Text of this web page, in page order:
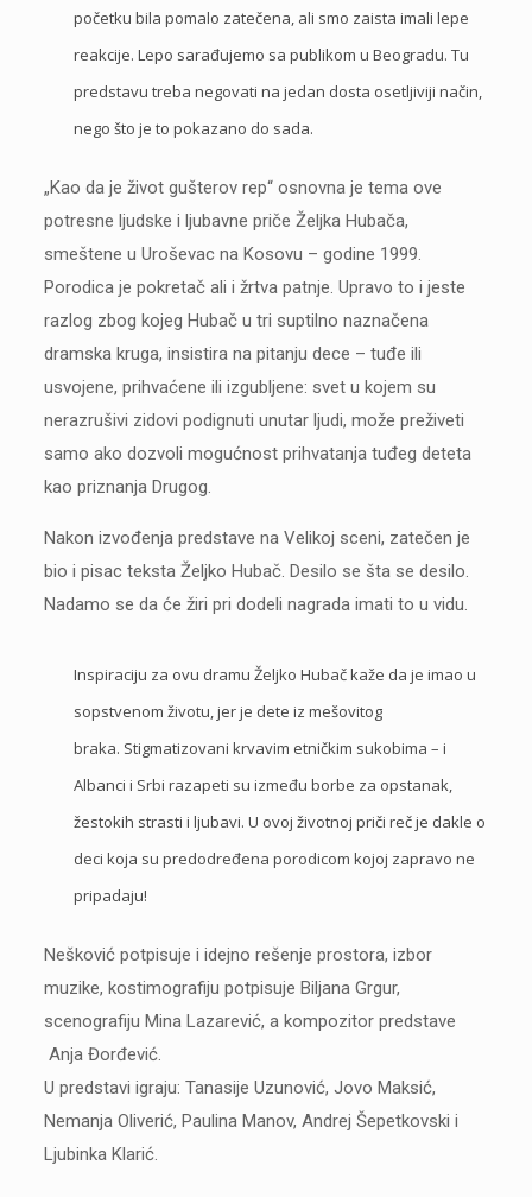
početku bila pomalo zatečena, ali smo zaista imali lepe
reakcije. Lepo sarađujemo sa publikom u Beogradu. Tu
predstavu treba negovati na jedan dosta osetljiviji način,
nego što je to pokazano do sada.
„Kao da je život gušterov rep“ osnovna je tema ove
potresne ljudske i ljubavne priče Željka Hubača,
smeštene u Uroševac na Kosovu – godine 1999.
Porodica je pokretač ali i žrtva patnje. Upravo to i jeste
razlog zbog kojeg Hubač u tri suptilno naznačena
dramska kruga, insistira na pitanju dece – tuđe ili
usvojene, prihvaćene ili izgubljene: svet u kojem su
nerazrušivi zidovi podignuti unutar ljudi, može preživeti
samo ako dozvoli mogućnost prihvatanja tuđeg deteta
kao priznanja Drugog.
Nakon izvođenja predstave na Velikoj sceni, zatečen je
bio i pisac teksta Željko Hubač. Desilo se šta se desilo.
Nadamo se da će žiri pri dodeli nagrada imati to u vidu.
Inspiraciju za ovu dramu Željko Hubač kaže da je imao u
sopstvenom životu, jer je dete iz mešovitog
braka. Stigmatizovani krvavim etničkim sukobima – i
Albanci i Srbi razapeti su između borbe za opstanak,
žestokih strasti i ljubavi. U ovoj životnoj priči reč je dakle o
deci koja su predodređena porodicom kojoj zapravo ne
pripadaju!
Nešković potpisuje i idejno rešenje prostora, izbor
muzike, kostimografiju potpisuje Biljana Grgur,
scenografiju Mina Lazarević, a kompozitor predstave
Anja Đorđević.
U predstavi igraju: Tanasije Uzunović, Jovo Maksić,
Nemanja Oliverić, Paulina Manov, Andrej Šepetkovski i
Ljubinka Klarić.